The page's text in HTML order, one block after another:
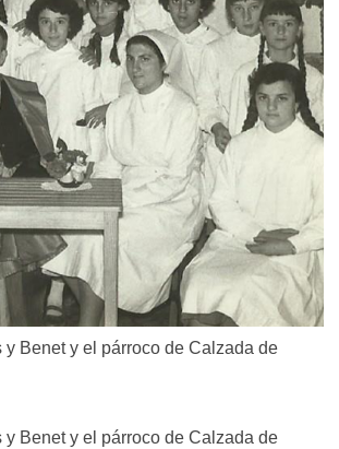
Benet y el párroco de Calzada de
Benet y el párroco de Calzada de